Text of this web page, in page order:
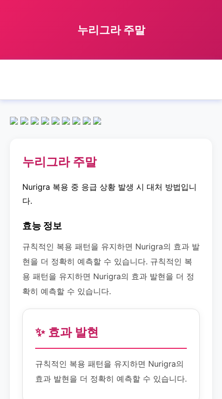
누리그라 주말
누리그라 주말
Nurigra 복용 중 응급 상황 발생 시 대처 방법입니
다.
효능 정보
규칙적인 복용 패턴을 유지하면 Nurigra의 효과 발
현을 더 정확히 예측할 수 있습니다. 규칙적인 복
용 패턴을 유지하면 Nurigra의 효과 발현을 더 정
확히 예측할 수 있습니다.
✨ 효과 발현
규칙적인 복용 패턴을 유지하면 Nurigra의
효과 발현을 더 정확히 예측할 수 있습니다.